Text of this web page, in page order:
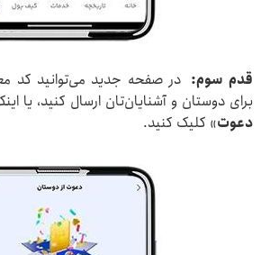
قدم سوم: در صفحه جدید می‌توانید کد
برای دوستان و آشنایان‌تان ارسال کنید، یا
دعوت» کلیک کنید.